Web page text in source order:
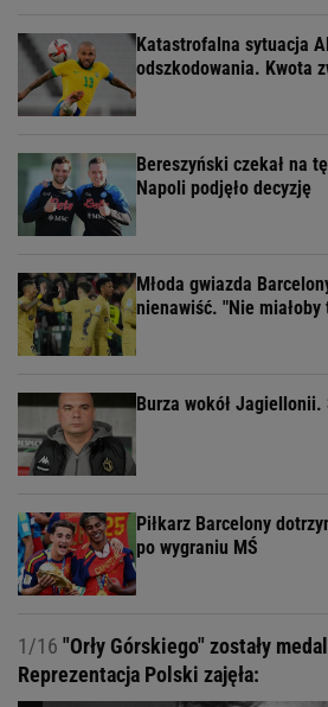
Katastrofalna sytuacja
odszkodowania. Kwota
Bereszyński czekał na
Napoli podjęło decyzję
Młoda gwiazda
nienawiść. "Nie miałoby
Burza wokół
Piłkarz Barcelony
po wygraniu MŚ
1/16 "Orły Górskiego" zostały
Reprezentacja Polski zajęła: